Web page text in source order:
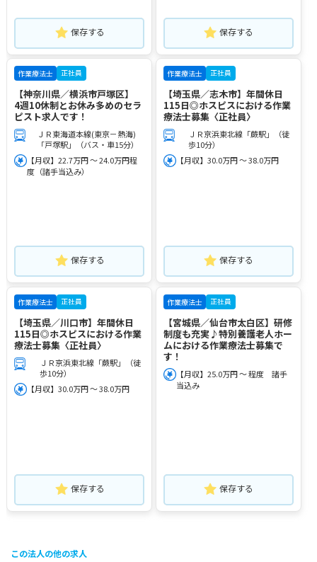
保存する 保存する
作業療法士 正社員
【神奈川県／横浜市戸塚区】
4週10休制とお休み多めのセラ
ピスト求人です！
ＪＲ東海道本線(東京－熱海)
「戸塚駅」（バス・車15分）
【月収】22.7万円 ～ 24.0万円程
度（諸手当込み）
保存する
作業療法士 正社員
【埼玉県／志木市】年間休日
115日◎ホスピスにおける作業
療法士募集〈正社員〉
ＪＲ京浜東北線「蕨駅」（徒
歩10分）
【月収】30.0万円 ～ 38.0万円
保存する
作業療法士 正社員
【埼玉県／川口市】年間休日
115日◎ホスピスにおける作業
療法士募集〈正社員〉
ＪＲ京浜東北線「蕨駅」（徒
歩10分）
【月収】30.0万円 ～ 38.0万円
保存する
作業療法士 正社員
【宮城県／仙台市太白区】研修
制度も充実♪特別養護老人ホー
ムにおける作業療法士募集で
す！
【月収】25.0万円 ～ 程度 諸手
当込み
保存する
この法人の他の求人